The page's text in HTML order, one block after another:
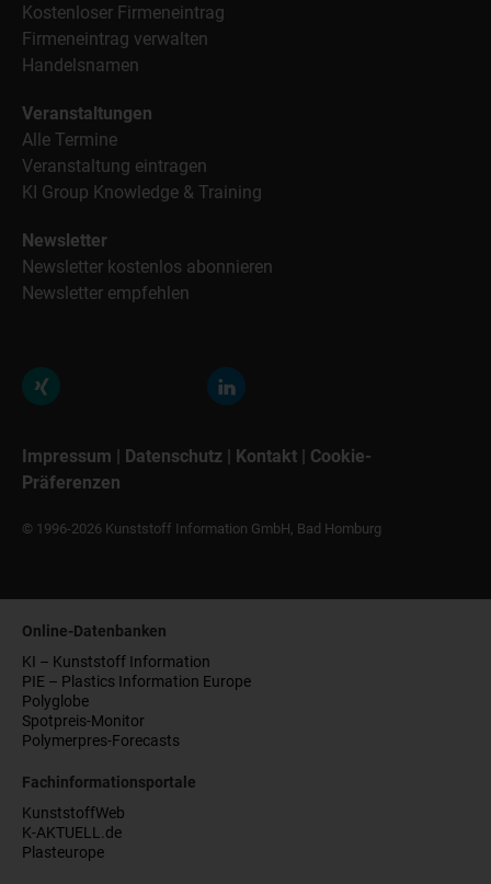
Kostenloser Firmeneintrag
Firmeneintrag verwalten
Handelsnamen
Veranstaltungen
Alle Termine
Veranstaltung eintragen
KI Group Knowledge & Training
Newsletter
Newsletter kostenlos abonnieren
Newsletter empfehlen
Impressum | Datenschutz | Kontakt | Cookie-
Präferenzen
© 1996-2026 Kunststoff Information GmbH, Bad Homburg
Online-Datenbanken
KI – Kunststoff Information
PIE – Plastics Information Europe
Polyglobe
Spotpreis-Monitor
Polymerpres-Forecasts
Fachinformationsportale
KunststoffWeb
K-AKTUELL.de
Plasteurope